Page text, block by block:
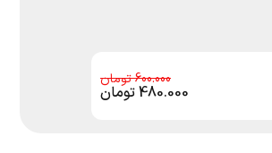
600.000
480.000تومان